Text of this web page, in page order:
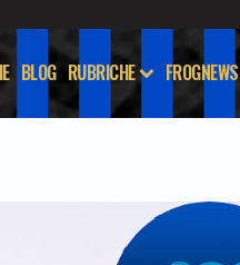
BLOG RUBRICHE FROGNEWS